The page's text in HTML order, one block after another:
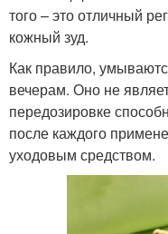
того – это отличный
кожный зуд.
Как правило,
вечерам. Оно не
передозировке
после каждого
уходовым средством.